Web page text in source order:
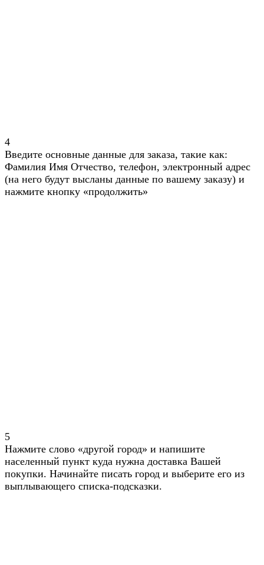
4
Введите основные данные для заказа, такие как:
Фамилия Имя Отчество, телефон, электронный адрес
(на него будут высланы данные по вашему заказу) и
нажмите кнопку «продолжить»
5
Нажмите слово «другой город» и напишите
населенный пункт куда нужна доставка Вашей
покупки. Начинайте писать город и выберите его из
выплывающего списка-подсказки.